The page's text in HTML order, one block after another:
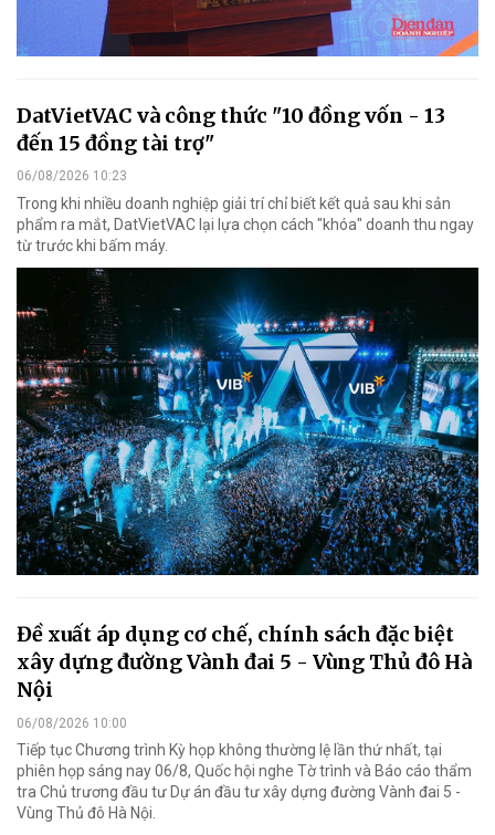
DatVietVAC và công thức "10 đồng vốn - 13
đến 15 đồng tài trợ"
06/08/2026 10:23
Trong khi nhiều doanh nghiệp giải trí chỉ biết kết quả sau khi sản
phẩm ra mắt, DatVietVAC lại lựa chọn cách "khóa" doanh thu ngay
từ trước khi bấm máy.
Đề xuất áp dụng cơ chế, chính sách đặc biệt
xây dựng đường Vành đai 5 - Vùng Thủ đô Hà
Nội
06/08/2026 10:00
Tiếp tục Chương trình Kỳ họp không thường lệ lần thứ nhất, tại
phiên họp sáng nay 06/8, Quốc hội nghe Tờ trình và Báo cáo thẩm
tra Chủ trương đầu tư Dự án đầu tư xây dựng đường Vành đai 5 -
Vùng Thủ đô Hà Nội.